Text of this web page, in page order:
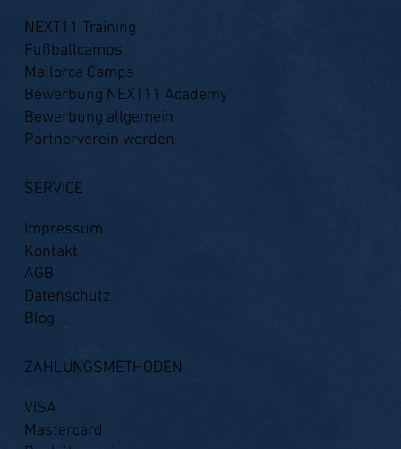
NEXT11 Training
Fußballcamps
Mallorca Camps
Bewerbung NEXT11 Academy
Bewerbung allgemein
Partnerverein werden
SERVICE
Impressum
Kontakt
AGB
Datenschutz
Blog
ZAHLUNGSMETHODEN
VISA
Mastercard